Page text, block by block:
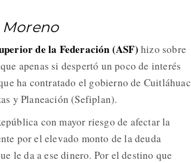
Moreno
de la Federación (ASF) hizo sobre
apenas si despertó un poco de interés
ha contratado el gobierno de Cuitláhuac
y Planeación (Sefiplan).
con mayor riesgo de afectar la
por el elevado monto de la deuda
le da a ese dinero. Por el destino que